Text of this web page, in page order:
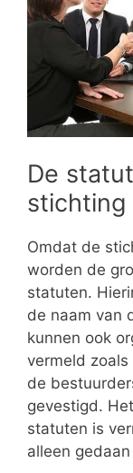
De
stichting
Omdat de
worden de
statuten.
de naam van
kunnen ook
vermeld
de
gevestigd.
statuten is
alleen